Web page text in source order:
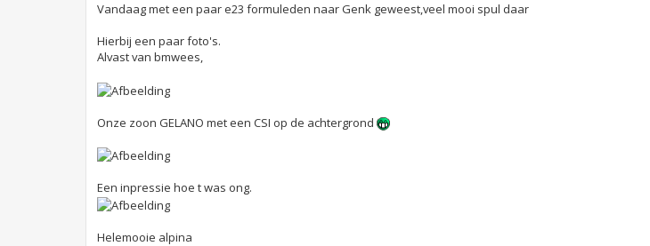
e
z
e
b
e
i
h
t
Vandaag met een paar e23 formuleden naar Genk geweest,veel mooi spul daar
Hierbij een paar foto's.
Alvast van bmwees,
Onze zoon GELANO met een CSI op de achtergrond
Een inpressie hoe t was ong.
Helemooie alpina